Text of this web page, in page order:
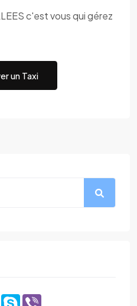
c'est vous qui gérez
un Taxi
Message
Skype